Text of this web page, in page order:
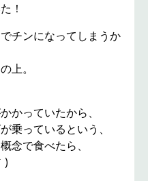
！
チンになってしまうか
上。
かっていたから、
乗っているという、
念で食べたら、
)